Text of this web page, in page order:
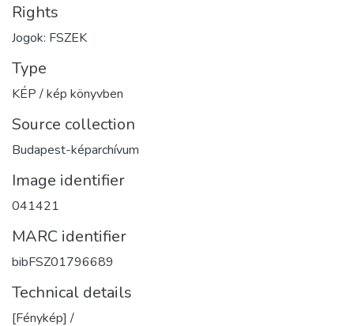
Rights
Jogok: FSZEK
Type
KÉP / kép könyvben
Source collection
Budapest-képarchívum
Image identifier
041421
MARC identifier
bibFSZ01796689
Technical details
[Fénykép] /